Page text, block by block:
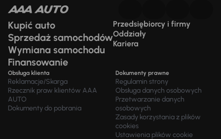
Kupić auto
Sprzedaż samochodów
Wymiana samochodu
Finansowanie
Przedsiębiorcy i firmy
Oddziały
Kariera
Obsługa klienta
Reklamacje/Skarga
Rzecznik praw klientów AAA
AUTO
Dokumenty do pobrania
Dokumenty prawne
Regulamin strony
Obsługa danych osobowych
Przetwarzanie danych
osobowych
Zasady korzystania z plików
cookies
Ustawienia plików cookie